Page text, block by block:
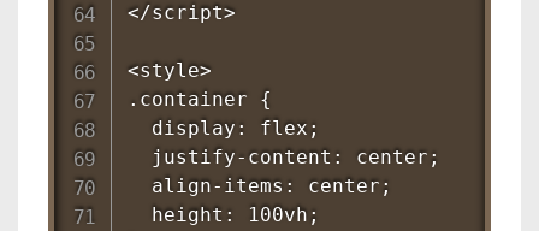
</script>
<style>
.container {
  display: flex;
  justify-content: center;
  align-items: center;
  height: 100vh;